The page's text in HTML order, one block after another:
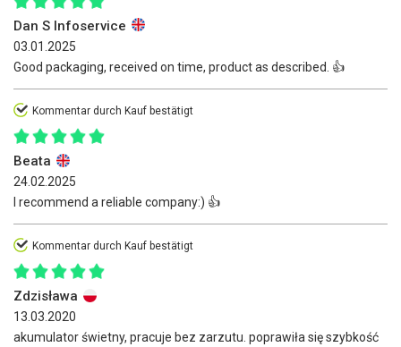
Dan S Infoservice
03.01.2025
Good packaging, received on time, product as described. 👍️
Kommentar durch Kauf bestätigt
Beata
24.02.2025
I recommend a reliable company:) 👍
Kommentar durch Kauf bestätigt
Zdzisława
13.03.2020
akumulator świetny, pracuje bez zarzutu. poprawiła się szybkość